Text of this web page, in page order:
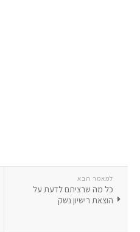
למאמר הבא
כל מה שרציתם לדעת על
הוצאת רישיון נשק